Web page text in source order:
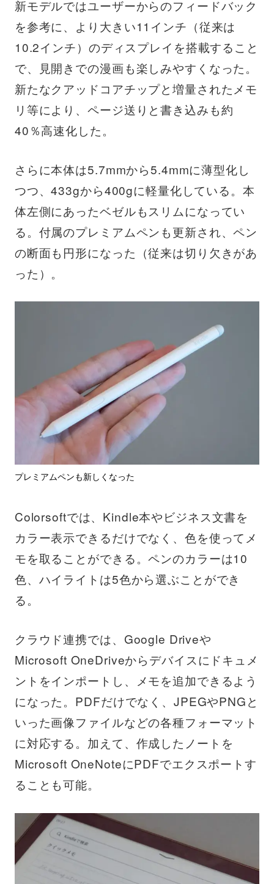
新モデルではユーザーからのフィードバック
を参考に、より大きい11インチ（従来は
10.2インチ）のディスプレイを搭載すること
で、見開きでの漫画も楽しみやすくなった。
新たなクアッドコアチップと増量されたメモ
リ等により、ページ送りと書き込みも約
40％高速化した。
さらに本体は5.7mmから5.4mmに薄型化し
つつ、433gから400gに軽量化している。本
体左側にあったベゼルもスリムになってい
る。付属のプレミアムペンも更新され、ペン
の断面も円形になった（従来は切り欠きがあ
った）。
プレミアムペンも新しくなった
Colorsoftでは、Kindle本やビジネス文書を
カラー表示できるだけでなく、色を使ってメ
モを取ることができる。ペンのカラーは10
色、ハイライトは5色から選ぶことができ
る。
クラウド連携では、Google Driveや
Microsoft OneDriveからデバイスにドキュメ
ントをインポートし、メモを追加できるよう
になった。PDFだけでなく、JPEGやPNGと
いった画像ファイルなどの各種フォーマット
に対応する。加えて、作成したノートを
Microsoft OneNoteにPDFでエクスポートす
ることも可能。